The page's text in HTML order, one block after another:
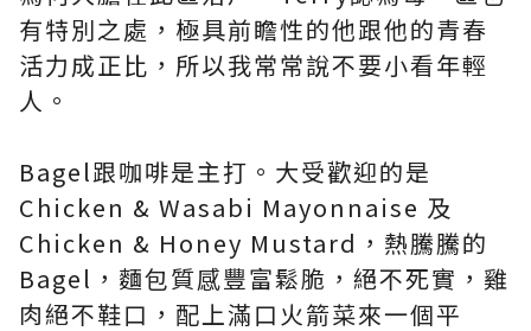
有特別之處，極具前瞻性的他跟他的青春
活力成正比，所以我常常說不要小看年輕
人。
Bagel跟咖啡是主打。大受歡迎的是
Chicken & Wasabi Mayonnaise 及
Chicken & Honey Mustard，熱騰騰的
Bagel，麵包質感豐富鬆脆，絕不死實，雞
肉絕不鞋口，配上滿口火箭菜來一個平